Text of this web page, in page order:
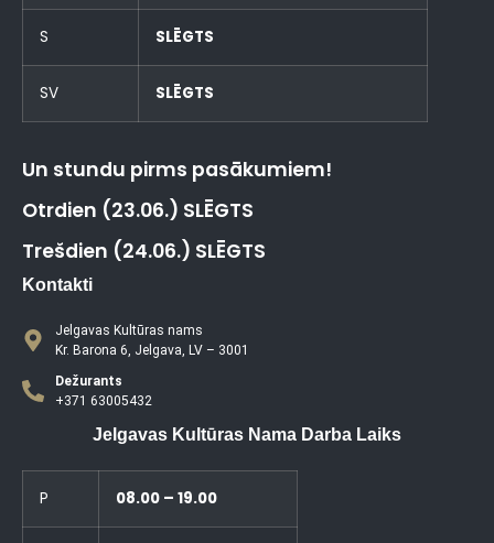
S SLĒGTS
SV SLĒGTS
Un stundu pirms pasākumiem!
Otrdien (23.06.) SLĒGTS
Trešdien (24.06.) SLĒGTS
Kontakti
Jelgavas Kultūras nams
Kr. Barona 6, Jelgava, LV – 3001
Dežurants
+371 63005432
Jelgavas Kultūras Nama Darba Laiks
P 08.00 – 19.00